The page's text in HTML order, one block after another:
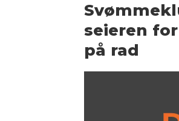
seieren
på rad